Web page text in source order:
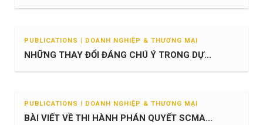
PUBLICATIONS | DOANH NGHIỆP & THƯƠNG MẠI
NHỮNG THAY ĐỔI ĐÁNG CHÚ Ý TRONG DỰ...
PUBLICATIONS | DOANH NGHIỆP & THƯƠNG MẠI
BÀI VIẾT VỀ THI HÀNH PHÁN QUYẾT SCMA...